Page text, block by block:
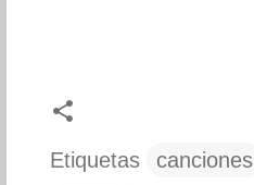
Etiquetas canciones